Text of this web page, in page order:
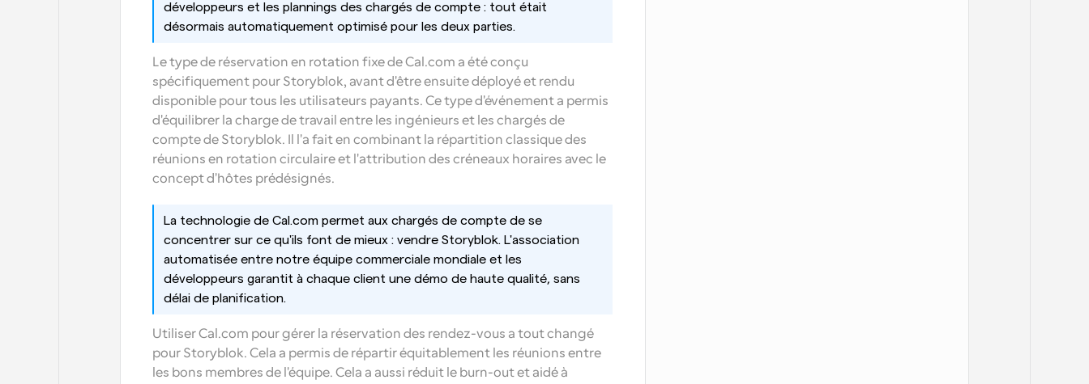
développeurs et les plannings des chargés de compte : tout était
désormais automatiquement optimisé pour les deux parties.
Le type de réservation en rotation fixe de Cal.com a été conçu
spécifiquement pour Storyblok, avant d'être ensuite déployé et rendu
disponible pour tous les utilisateurs payants. Ce type d'événement a permis
d'équilibrer la charge de travail entre les ingénieurs et les chargés de
compte de Storyblok. Il l'a fait en combinant la répartition classique des
réunions en rotation circulaire et l'attribution des créneaux horaires avec le
concept d'hôtes prédésignés.
La technologie de Cal.com permet aux chargés de compte de se
concentrer sur ce qu'ils font de mieux : vendre Storyblok. L'association
automatisée entre notre équipe commerciale mondiale et les
développeurs garantit à chaque client une démo de haute qualité, sans
délai de planification.
Utiliser Cal.com pour gérer la réservation des rendez-vous a tout changé
pour Storyblok. Cela a permis de répartir équitablement les réunions entre
les bons membres de l'équipe. Cela a aussi réduit le burn-out et aidé à